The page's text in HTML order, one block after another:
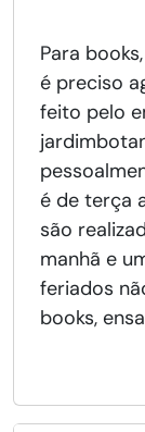
Para
é preciso
feito pelo
é de terça
são
manhã e
feriados
books,